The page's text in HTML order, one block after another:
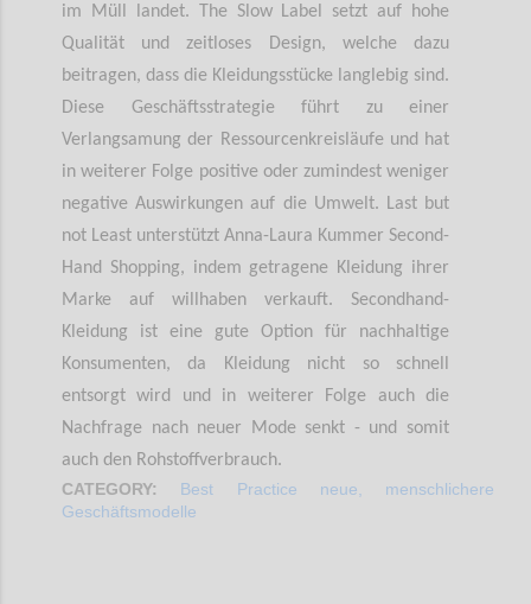
im Müll landet. The Slow Label setzt auf hohe
Qualität und zeitloses Design, welche dazu
beitragen, dass die Kleidungsstücke langlebig sind.
Diese Geschäftsstrategie führt zu einer
Verlangsamung der Ressourcenkreisläufe und hat
in weiterer Folge positive oder zumindest weniger
negative Auswirkungen auf die Umwelt. Last but
not Least unterstützt Anna-Laura Kummer Second-
Hand Shopping, indem getragene Kleidung ihrer
Marke auf willhaben verkauft. Secondhand-
Kleidung ist eine gute Option für nachhaltige
Konsumenten, da Kleidung nicht so schnell
entsorgt wird und in weiterer Folge auch die
Nachfrage nach neuer Mode senkt - und somit
auch den Rohstoffverbrauch.
CATEGORY: Best Practice neue, menschlichere
Geschäftsmodelle